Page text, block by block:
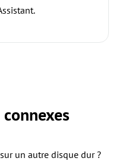
un autre disque dur ?